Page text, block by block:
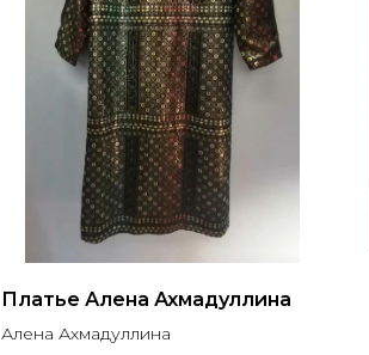
Платье Алена Ахмадуллина
Алена Ахмадуллина